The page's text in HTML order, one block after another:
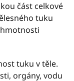
část celkové
tuku
tuku v těle.
orgány, vodu